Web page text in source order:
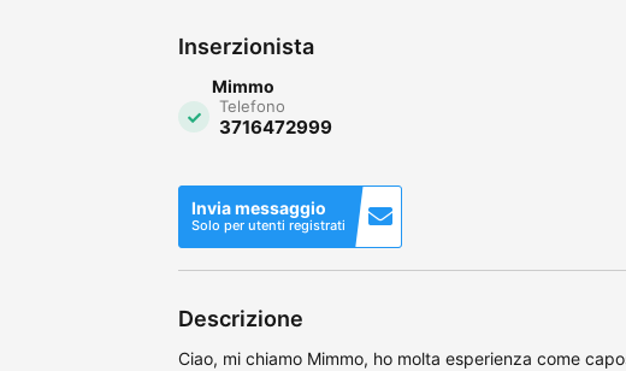
Inserzionista
Mimmo
Telefono
3716472999
Invia messaggio
Solo per utenti registrati
Descrizione
Ciao, mi chiamo Mimmo, ho molta esperienza come